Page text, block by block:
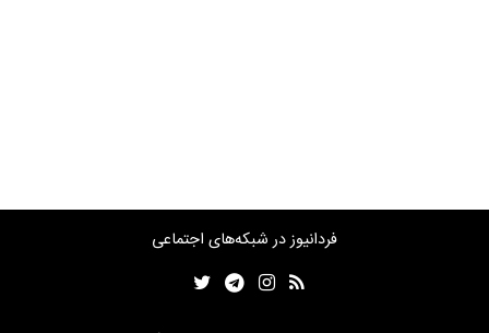
فردانیوز در شبکه‌های اجتماعی